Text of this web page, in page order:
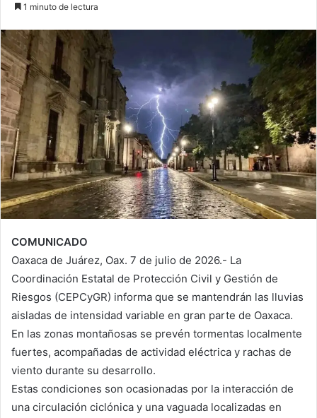
1 minuto de lectura
COMUNICADO
Oaxaca de Juárez, Oax. 7 de julio de 2026.- La
Coordinación Estatal de Protección Civil y Gestión de
Riesgos (CEPCyGR) informa que se mantendrán las lluvias
aisladas de intensidad variable en gran parte de Oaxaca.
En las zonas montañosas se prevén tormentas localmente
fuertes, acompañadas de actividad eléctrica y rachas de
viento durante su desarrollo.
Estas condiciones son ocasionadas por la interacción de
una circulación ciclónica y una vaguada localizadas en